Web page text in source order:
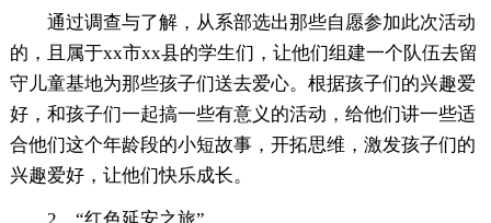
通过调查与了解，从系部选出那些自愿参加此次活动
的，且属于xx市xx县的学生们，让他们组建一个队伍去留
守儿童基地为那些孩子们送去爱心。根据孩子们的兴趣爱
好，和孩子们一起搞一些有意义的活动，给他们讲一些适
合他们这个年龄段的小短故事，开拓思维，激发孩子们的
兴趣爱好，让他们快乐成长。